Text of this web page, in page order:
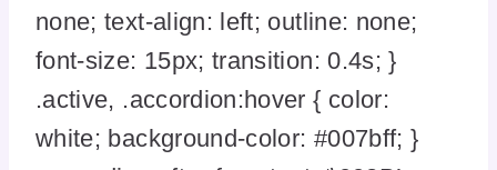
none; text-align: left; outline: none;
font-size: 15px; transition: 0.4s; }
.active, .accordion:hover { color:
white; background-color: #007bff; }